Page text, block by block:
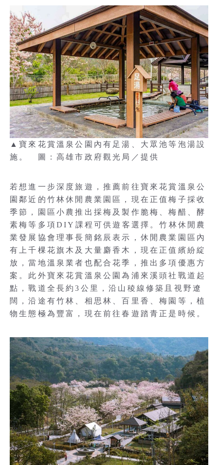
▲寶來花賞溫泉公園內有足湯、大眾池等泡湯設
施。 圖：高雄市政府觀光局／提供
若想進一步深度旅遊，推薦前往寶來花賞溫泉公
園鄰近的竹林休閒農業園區，現在正值梅子採收
季節，園區小農推出採梅及製作脆梅、梅醋、酵
素梅等多項DIY課程可供遊客選擇。竹林休閒農
業發展協會理事長簡銘辰表示，休閒農業園區內
有上千棵花旗木及大量麝香木，現在正值繽紛綻
放，當地溫泉業者也配合花季，推出多項優惠方
案。此外寶來花賞溫泉公園為浦來溪頭社戰道起
點，戰道全長約3公里，沿山稜線修築且視野遼
闊，沿途有竹林、相思林、百里香、梅園等，植
物生態極為豐富，現在前往春遊踏青正是時候。